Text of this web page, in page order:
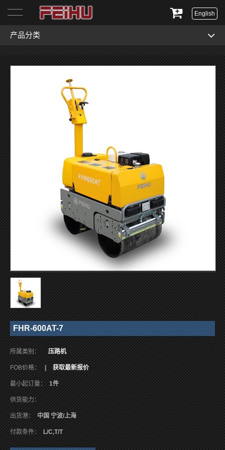
English
产品分类
FHR-600AT-7
所属类别： 压路机
FOB价格： | 获取最新报价
最小起订量： 1件
供货能力：
出货港： 中国 宁波/上海
付款条件： L/C,T/T
首页
关于我们